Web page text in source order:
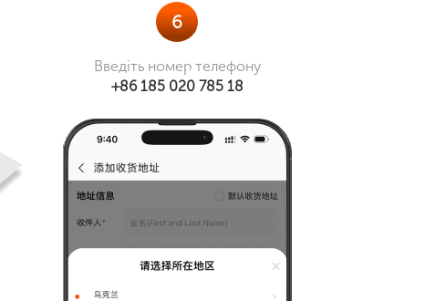
6
Введіть номер телефону
+86 185 020 785 18